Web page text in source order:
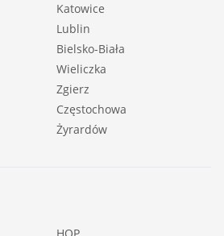
Katowice
Lublin
Bielsko-Biała
Wieliczka
Zgierz
Częstochowa
Żyrardów